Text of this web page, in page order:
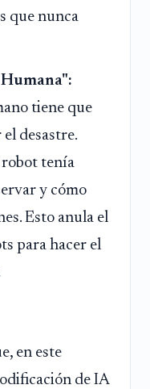
que nunca
tiene que
desastre.
tenía
y cómo
Esto anula el
para hacer el
en este
de IA